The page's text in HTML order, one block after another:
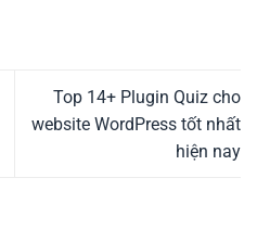
Top 14+ Plugin Quiz cho
website WordPress tốt nhất
hiện nay